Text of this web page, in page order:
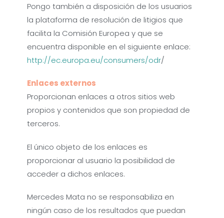
Pongo también a disposición de los usuarios
la plataforma de resolución de litigios que
facilita la Comisión Europea y que se
encuentra disponible en el siguiente enlace:
http://ec.europa.eu/consumers/odr/
Enlaces externos
Proporcionan enlaces a otros sitios web
propios y contenidos que son propiedad de
terceros.
El único objeto de los enlaces es
proporcionar al usuario la posibilidad de
acceder a dichos enlaces.
Mercedes Mata no se responsabiliza en
ningún caso de los resultados que puedan